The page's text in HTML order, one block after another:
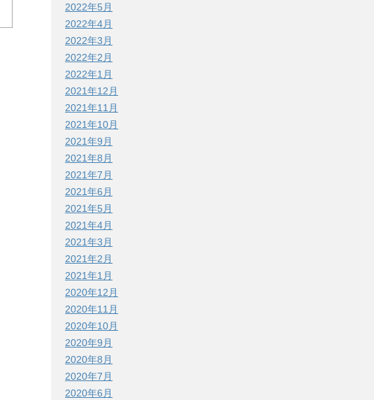
2022年5月
2022年4月
2022年3月
2022年2月
2022年1月
2021年12月
2021年11月
2021年10月
2021年9月
2021年8月
2021年7月
2021年6月
2021年5月
2021年4月
2021年3月
2021年2月
2021年1月
2020年12月
2020年11月
2020年10月
2020年9月
2020年8月
2020年7月
2020年6月